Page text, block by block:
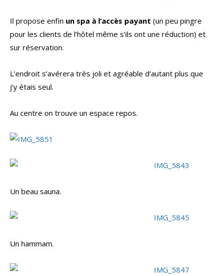
Il propose enfin un spa à l’accès payant (un peu pingre
pour les clients de l’hôtel même s’ils ont une réduction) et
sur réservation.
L’endroit s’avérera très joli et agréable d’autant plus que
j’y étais seul.
Au centre on trouve un espace repos.
Un beau sauna.
Un hammam.